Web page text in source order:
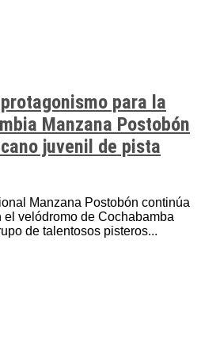
para la
Manzana Postobón
juvenil de pista
Manzana Postobón continúa
el velódromo de Cochabamba
de talentosos pisteros...